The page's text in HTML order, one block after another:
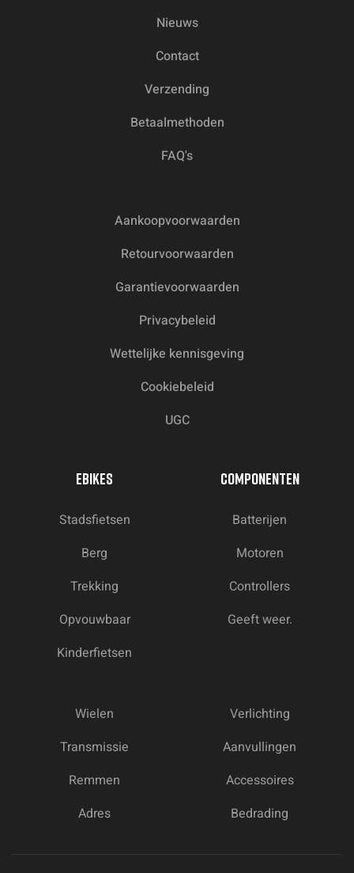
Nieuws
Contact
Verzending
Betaalmethoden
FAQ's
Aankoopvoorwaarden
Retourvoorwaarden
Garantievoorwaarden
Privacybeleid
Wettelijke kennisgeving
Cookiebeleid
UGC
EBIKES
Stadsfietsen
Berg
Trekking
Opvouwbaar
Kinderfietsen
COMPONENTEN
Batterijen
Motoren
Controllers
Geeft weer.
Wielen
Transmissie
Remmen
Adres
Verlichting
Aanvullingen
Accessoires
Bedrading